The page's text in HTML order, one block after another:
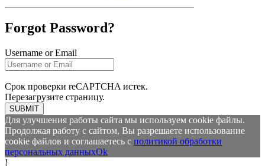
Forgot Password?
Username or Email
Срок проверки reCAPTCHA истек.
Перезагрузите страницу.
SUBMIT
Для улучшения работы сайта мы используем cookie файлы.
Продолжая работу с сайтом, Вы разрешаете использование
cookie файлов и соглашаетесь с политикой обработки
персональных данныхOk
!